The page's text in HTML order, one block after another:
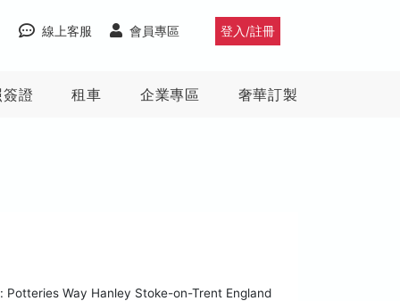
登入/註冊
會員專區
線上客服
證 租車 企業專區 奢華訂製
Potteries Way Hanley Stoke-on-Trent England